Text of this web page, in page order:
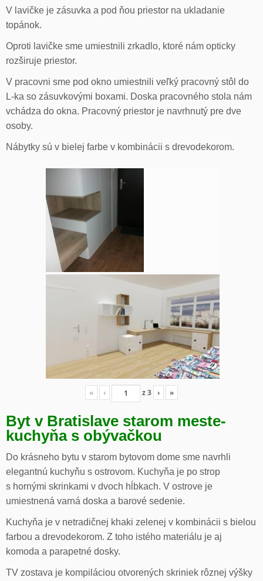
V lavičke je zásuvka a pod ňou priestor na ukladanie
topánok.
Oproti lavičke sme umiestnili zrkadlo, ktoré nám opticky
rozširuje priestor.
V pracovni sme pod okno umiestnili veľký pracovný stôl do
L-ka so zásuvkovými boxami. Doska pracovného stola nám
vchádza do okna. Pracovný priestor je navrhnutý pre dve
osoby.
Nábytky sú v bielej farbe v kombinácii s drevodekorom.
« ‹ z3 › »
Byt v Bratislave starom meste-
kuchyňa s obývačkou
Do krásneho bytu v starom bytovom dome sme navrhli
elegantnú kuchyňu s ostrovom. Kuchyňa je po strop
s hornými skrinkami v dvoch hĺbkach. V ostrove je
umiestnená varná doska a barové sedenie.
Kuchyňa je v netradičnej khaki zelenej v kombinácii s bielou
farbou a drevodekorom. Z toho istého materiálu je aj
komoda a parapetné dosky.
TV zostava je kompiláciou otvorených skriniek rôznej výšky